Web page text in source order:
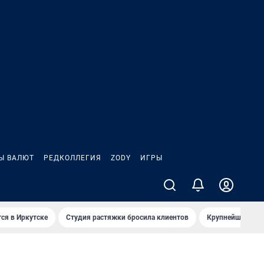
ВАЛЮТ РЕДКОЛЛЕГИЯ ZODY ИГРЫ
в Иркутске Студия растяжки бросила клиентов Крупнейшие